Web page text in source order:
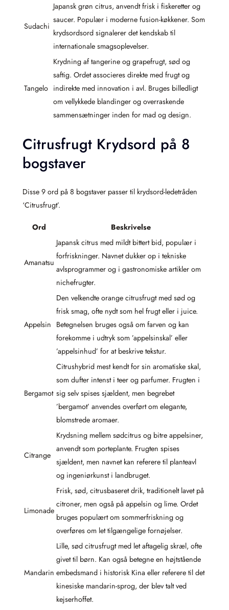
Sudachi
Japansk grøn citrus, anvendt frisk i fiskeretter og
saucer. Populær i moderne fusion-køkkener. Som
krydsordsord signalerer det kendskab til
internationale smagsoplevelser.
Tangelo
Krydning af tangerine og grapefrugt, sød og
saftig. Ordet associeres direkte med frugt og
indirekte med innovation i avl. Bruges billedligt
om vellykkede blandinger og overraskende
sammensætninger inden for mad og design.
Citrusfrugt Krydsord på 8
bogstaver
Disse 9 ord på 8 bogstaver passer til krydsord-ledetråden
‘Citrusfrugt’.
Ord Beskrivelse
Amanatsu
Japansk citrus med mildt bittert bid, populær i
forfriskninger. Navnet dukker op i tekniske
avlsprogrammer og i gastronomiske artikler om
nichefrugter.
Appelsin
Den velkendte orange citrusfrugt med sød og
frisk smag, ofte nydt som hel frugt eller i juice.
Betegnelsen bruges også om farven og kan
forekomme i udtryk som ’appelsinskal’ eller
’appelsinhud’ for at beskrive tekstur.
Bergamot
Citrushybrid mest kendt for sin aromatiske skal,
som dufter intenst i teer og parfumer. Frugten i
sig selv spises sjældent, men begrebet
’bergamot’ anvendes overført om elegante,
blomstrede aromaer.
Citrange
Krydsning mellem sødcitrus og bitre appelsiner,
anvendt som porteplante. Frugten spises
sjældent, men navnet kan referere til planteavl
og ingeniørkunst i landbruget.
Limonade
Frisk, sød, citrusbaseret drik, traditionelt lavet på
citroner, men også på appelsin og lime. Ordet
bruges populært om sommerfriskning og
overføres om let tilgængelige fornøjelser.
Mandarin
Lille, sød citrusfrugt med let aftagelig skræl, ofte
givet til børn. Kan også betegne en højtstående
embedsmand i historisk Kina eller referere til det
kinesiske mandarin-sprog, der blev talt ved
kejserhoffet.